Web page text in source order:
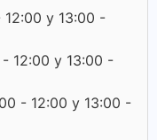
12:00 y 13:00 -
12:00 y 13:00 -
- 12:00 y 13:00 -